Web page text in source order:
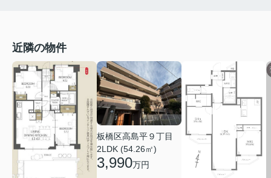
近隣の物件
板橋区高島平９丁目
2LDK (54.26㎡)
3,990万円